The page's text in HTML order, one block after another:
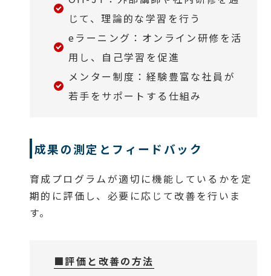
じて、理論的な学習を行う
eラーニング：オンライン研修を活
用し、自己学習を促進
メンター制度：経験豊富な社員が
若手をサポートする仕組み
成果の測定とフィードバック
育成プログラムが適切に機能しているかを定
期的に評価し、必要に応じて改善を行いま
す。
■評価と改善の方法